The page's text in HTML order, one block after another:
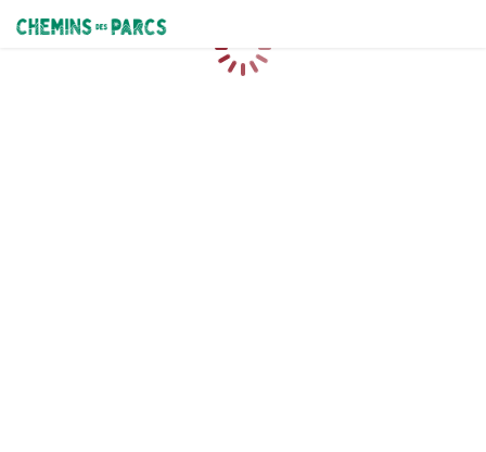
Chemins des Parcs
Caricamento